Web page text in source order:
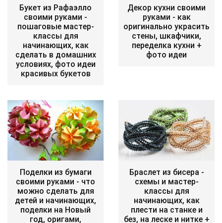
Букет из Рафаэлло
своими руками -
пошаговые мастер-
классы для
начинающих, как
сделать в домашних
условиях, фото идеи
красивых букетов
Декор кухни своими
руками - как
оригинально украсить
стены, шкафчики,
переделка кухни +
фото идеи
Поделки из бумаги
своими руками - что
можно сделать для
детей и начинающих,
поделки на Новый
год, оригами,
Браслет из бисера -
схемы и мастер-
классы для
начинающих, как
плести на станке и
без, на леске и нитке +